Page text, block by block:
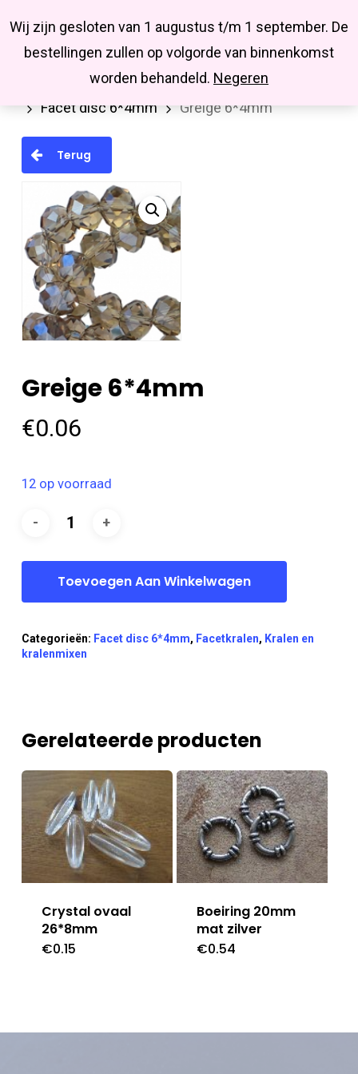
Wij zijn gesloten van 1 augustus t/m 1 september. De
bestellingen zullen op volgorde van binnenkomst
worden behandeld. Negeren
main
Missbluesieraden
searchaccount
Kralen en kralenmixen
Facetkralen
Facet disc 6*4mm
Greige 6*4mm
Terug
Greige 6*4mm
€0.06
12 op voorraad
Toevoegen Aan Winkelwagen
Categorieën: Facet disc 6*4mm, Facetkralen, Kralen en
kralenmixen
Gerelateerde producten
Crystal ovaal
26*8mm
€0.15
Boeiring 20mm
mat zilver
€0.54
Close